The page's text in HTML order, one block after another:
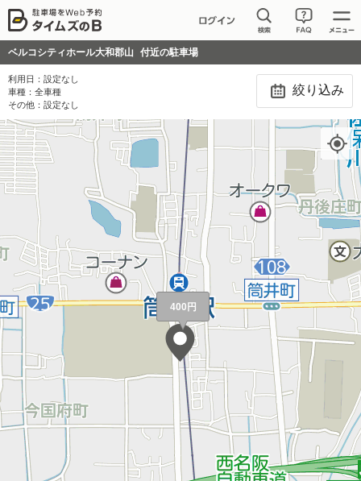
ベルコシティホール大和郡山 付近の駐車場
利用日： 設定なし
車種： 全車種
その他： 設定なし
絞り込み
400円